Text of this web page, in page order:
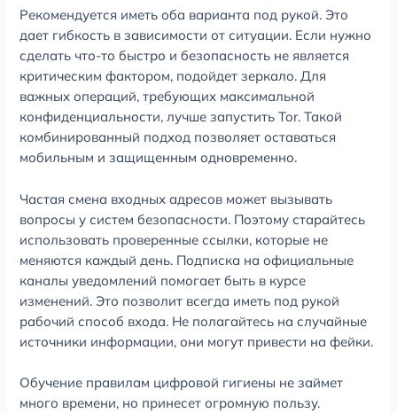
Рекомендуется иметь оба варианта под рукой. Это
дает гибкость в зависимости от ситуации. Если нужно
сделать что-то быстро и безопасность не является
критическим фактором, подойдет зеркало. Для
важных операций, требующих максимальной
конфиденциальности, лучше запустить Tor. Такой
комбинированный подход позволяет оставаться
мобильным и защищенным одновременно.
Частая смена входных адресов может вызывать
вопросы у систем безопасности. Поэтому старайтесь
использовать проверенные ссылки, которые не
меняются каждый день. Подписка на официальные
каналы уведомлений помогает быть в курсе
изменений. Это позволит всегда иметь под рукой
рабочий способ входа. Не полагайтесь на случайные
источники информации, они могут привести на фейки.
Обучение правилам цифровой гигиены не займет
много времени, но принесет огромную пользу.